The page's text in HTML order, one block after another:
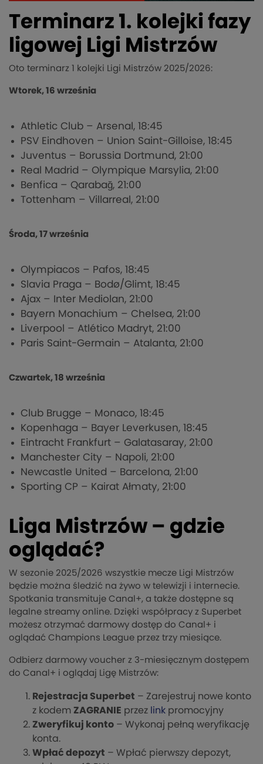
Terminarz 1. kolejki fazy
ligowej Ligi Mistrzów
Oto terminarz 1 kolejki Ligi Mistrzów 2025/2026:
Wtorek, 16 września
Athletic Club – Arsenal, 18:45
PSV Eindhoven – Union Saint-Gilloise, 18:45
Juventus – Borussia Dortmund, 21:00
Real Madrid – Olympique Marsylia, 21:00
Benfica – Qarabağ, 21:00
Tottenham – Villarreal, 21:00
Środa, 17 września
Olympiacos – Pafos, 18:45
Slavia Praga – Bodø/Glimt, 18:45
Ajax – Inter Mediolan, 21:00
Bayern Monachium – Chelsea, 21:00
Liverpool – Atlético Madryt, 21:00
Paris Saint-Germain – Atalanta, 21:00
Czwartek, 18 września
Club Brugge – Monaco, 18:45
Kopenhaga – Bayer Leverkusen, 18:45
Eintracht Frankfurt – Galatasaray, 21:00
Manchester City – Napoli, 21:00
Newcastle United – Barcelona, 21:00
Sporting CP – Kairat Ałmaty, 21:00
Liga Mistrzów – gdzie
oglądać?
W sezonie 2025/2026 wszystkie mecze Ligi Mistrzów
będzie można śledzić na żywo w telewizji i internecie.
Spotkania transmituje Canal+, a także dostępne są
legalne streamy online. Dzięki współpracy z Superbet
możesz otrzymać darmowy dostęp do Canal+ i
oglądać Champions League przez trzy miesiące.
Odbierz darmowy voucher z 3-miesięcznym dostępem
do Canal+ i oglądaj Ligę Mistrzów:
Rejestracja Superbet – Zarejestruj nowe konto
z kodem ZAGRANIE przez link promocyjny
Zweryfikuj konto – Wykonaj pełną weryfikację
konta.
Wpłać depozyt – Wpłać pierwszy depozyt,